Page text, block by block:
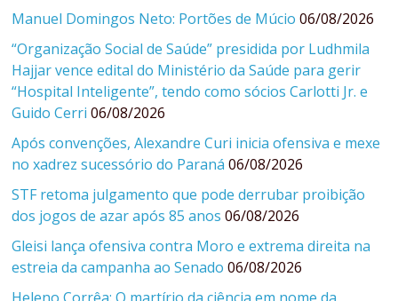
Manuel Domingos Neto: Portões de Múcio 06/08/2026
“Organização Social de Saúde” presidida por Ludhmila
Hajjar vence edital do Ministério da Saúde para gerir
“Hospital Inteligente”, tendo como sócios Carlotti Jr. e
Guido Cerri 06/08/2026
Após convenções, Alexandre Curi inicia ofensiva e mexe
no xadrez sucessório do Paraná 06/08/2026
STF retoma julgamento que pode derrubar proibição
dos jogos de azar após 85 anos 06/08/2026
Gleisi lança ofensiva contra Moro e extrema direita na
estreia da campanha ao Senado 06/08/2026